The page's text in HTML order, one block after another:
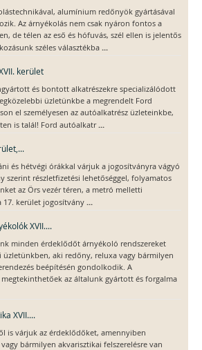
alumínium redőnyök gyártásával
Az árnyékolás nem csak nyáron fontos a
de télen az eső és hófuvás, szél ellen is jelentős
széles választékba ...
kerület
és bontott alkatrészekre specializálódott
üzletünkbe a megrendelt Ford
el személyesen az autóalkatrész üzleteinkbe,
is talál! Ford autóalkatr ...
és hétvégi órákkal várjuk a jogosítványra vágyó
szerint részletfizetési lehetőséggel, folyamatos
az Örs vezér téren, a metró melletti
kerület jogosítvány ...
XVII....
minden érdeklődőt árnyékoló rendszereket
üzletünkben, aki redőny, reluxa vagy bármilyen
beépítésén gondolkodik. A
az általunk gyártott és forgalma
XVII....
is várjuk az érdeklődőket, amennyiben
bármilyen akvarisztikai felszerelésre van